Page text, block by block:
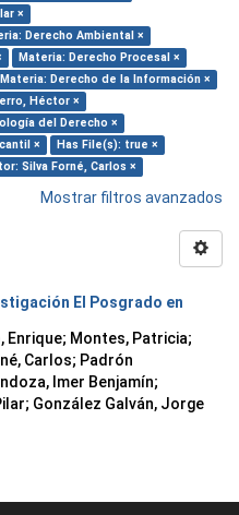
×
Derecho Ambiental ×
Materia: Derecho Procesal ×
Materia: Derecho de la Información ×
Héctor ×
del Derecho ×
×
Has File(s): true ×
Silva Forné, Carlos ×
Mostrar filtros avanzados
El Posgrado en
Enrique; Montes, Patricia;
Carlos; Padrón
Imer Benjamín;
; González Galván, Jorge